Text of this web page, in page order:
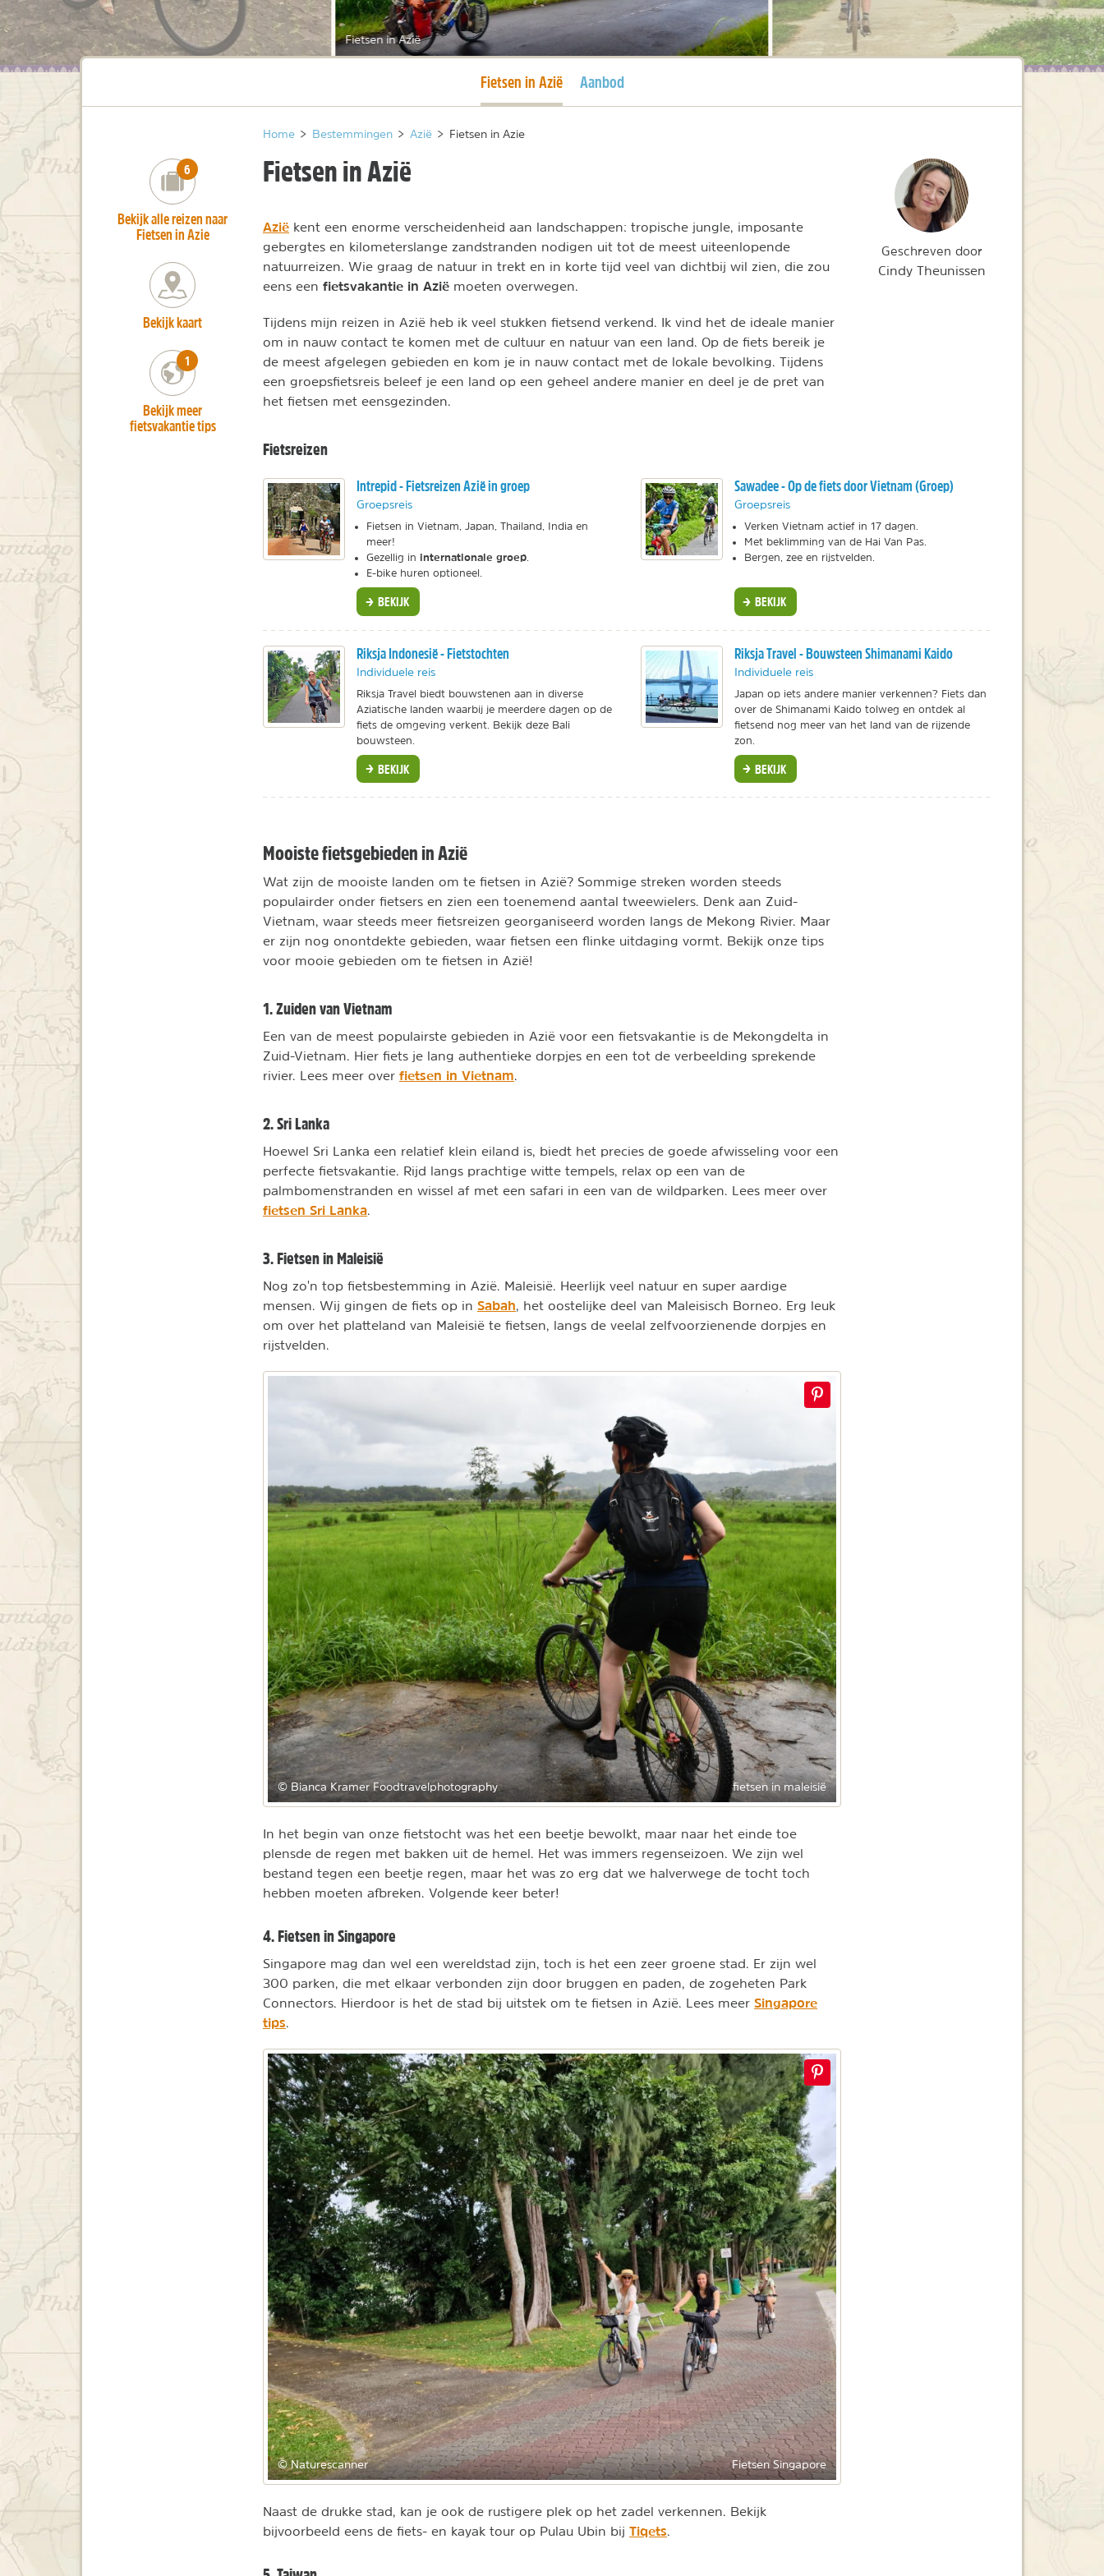
Fietsen in Azië
Huidige pagina
Fietsen in Azië Aanbod
Home > Bestemmingen > Azië > Fietsen in Azie
Fietsen in Azië
Azië kent een enorme verscheidenheid aan landschappen: tropische jungle, imposante
gebergtes en kilometerslange zandstranden nodigen uit tot de meest uiteenlopende
natuurreizen. Wie graag de natuur in trekt en in korte tijd veel van dichtbij wil zien, die zou
eens een fietsvakantie in Azië moeten overwegen.
Tijdens mijn reizen in Azië heb ik veel stukken fietsend verkend. Ik vind het de ideale manier
om in nauw contact te komen met de cultuur en natuur van een land. Op de fiets bereik je
de meest afgelegen gebieden en kom je in nauw contact met de lokale bevolking. Tijdens
een groepsfietsreis beleef je een land op een geheel andere manier en deel je de pret van
het fietsen met eensgezinden.
Fietsreizen
Intrepid - Fietsreizen Azië in groep
Groepsreis
Fietsen in Vietnam, Japan, Thailand, India en
meer!
Gezellig in internationale groep
E-bike huren optioneel.
BEKIJK
Sawadee - Op de fiets door Vietnam (Groep)
Groepsreis
Verken Vietnam actief in 17 dagen.
Met beklimming van de Hai Van Pas.
Bergen, zee en rijstvelden.
BEKIJK
Riksja Indonesië - Fietstochten
Individuele reis
Riksja Travel biedt bouwstenen aan in diverse
Aziatische landen waarbij je meerdere dagen op de
fiets de omgeving verkent. Bekijk deze Bali
bouwsteen.
BEKIJK
Riksja Travel - Bouwsteen Shimanami Kaido
Individuele reis
Japan op iets andere manier verkennen? Fiets dan
over de Shimanami Kaido tolweg en ontdek al
fietsend nog meer van het land van de rijzende
zon.
BEKIJK
Mooiste fietsgebieden in Azië
Wat zijn de mooiste landen om te fietsen in Azië? Sommige streken worden steeds
populairder onder fietsers en zien een toenemend aantal tweewielers. Denk aan Zuid-
Vietnam, waar steeds meer fietsreizen georganiseerd worden langs de Mekong Rivier. Maar
er zijn nog onontdekte gebieden, waar fietsen een flinke uitdaging vormt. Bekijk onze tips
voor mooie gebieden om te fietsen in Azië!
1. Zuiden van Vietnam
Een van de meest populairste gebieden in Azië voor een fietsvakantie is de Mekongdelta in
Zuid-Vietnam. Hier fiets je lang authentieke dorpjes en een tot de verbeelding sprekende
rivier. Lees meer over fietsen in Vietnam
2. Sri Lanka
Hoewel Sri Lanka een relatief klein eiland is, biedt het precies de goede afwisseling voor een
perfecte fietsvakantie. Rijd langs prachtige witte tempels, relax op een van de
palmbomenstranden en wissel af met een safari in een van de wildparken. Lees meer over
fietsen Sri Lanka
3. Fietsen in Maleisië
Nog zo'n top fietsbestemming in Azië. Maleisië. Heerlijk veel natuur en super aardige
mensen. Wij gingen de fiets op in Sabah , het oostelijke deel van Maleisisch Borneo. Erg leuk
om over het platteland van Maleisië te fietsen, langs de veelal zelfvoorzienende dorpjes en
rijstvelden.
© Bianca Kramer Foodtravelphotography fietsen in maleisië
In het begin van onze fietstocht was het een beetje bewolkt, maar naar het einde toe
plensde de regen met bakken uit de hemel. Het was immers regenseizoen. We zijn wel
bestand tegen een beetje regen, maar het was zo erg dat we halverwege de tocht toch
hebben moeten afbreken. Volgende keer beter!
4. Fietsen in Singapore
Singapore mag dan wel een wereldstad zijn, toch is het een zeer groene stad. Er zijn wel
300 parken, die met elkaar verbonden zijn door bruggen en paden, de zogeheten Park
Connectors. Hierdoor is het de stad bij uitstek om te fietsen in Azië. Lees meer Singapore
tips
© Naturescanner Fietsen Singapore
Naast de drukke stad, kan je ook de rustigere plek op het zadel verkennen. Bekijk
bijvoorbeeld eens de fiets- en kayak tour op Pulau Ubin bij Tiqets
number_of_trips:
6
Bekijk alle reizen naar
Fietsen in Azie
Bekijk kaart
number_of_trips:
1
Bekijk meer
fietsvakantie tips
Geschreven door
Cindy Theunissen